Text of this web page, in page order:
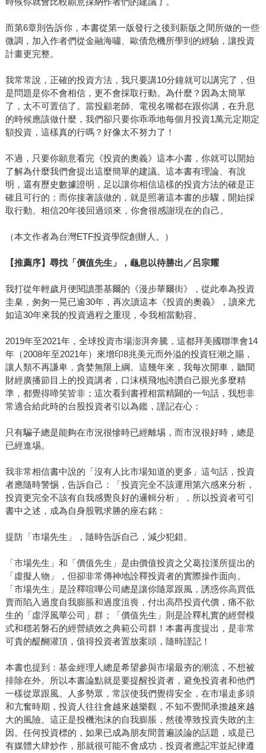
而第6章則告訴你，本書從第一版發行之後到新版之間所做的一些
微調，加入作者們從金融海嘯、歐債危機所學到的經驗，讓投資
計畫更完整。
我常常說，正確的投資方法，我只要講10分鐘就可以講完了，但
是問題是你不會相信，更不會採取行動。為什麼？因為太簡單
了，太不可置信了。當投顧老師、電視名嘴都在跟你講，在升息
的時候應該做什麼，我們卻只要你乖乖地每個月投資1萬元定期定
額投資，這樣真的行嗎？好像太不努力了！
不過，只要你願意看完《投資的奧義》這本小書，你就可以開始
了解為什麼我們會提出這麼簡單的建議。這本書有理論、有說
明，還有歷史數據證明，足以讓你相信這樣的投資方法的確是正
確且可行的；而你接著該做的，就是照著這本書的步驟，開始採
取行動。相信20年後回過頭來，你會很感謝現在的自己。
（本文作者為台灣ETF投資學院創辦人。）
【推薦序】尋找「價值先生」，龜息以待勝出／呂宗耀
我打從年輕歲月便閱讀墨基爾的《漫步華爾街》，從此奉為投資
圭臬，匆匆一晃已逾30年，再次讀這本《投資的奧義》，讀來尤
如這30年來我的投資過程之重現，令我相當動容。
2019年至2021年，全球投資市場澎湃奔騰，這都拜美國聯準會14
年（2008年至2021年）來增印8兆美元而外溢的投資狂潮之賜，
讓人類不再謙卑，貪婪無限上綱。這幾年來，我每次開車，聽聞
財經廣播節目上的投資講者，口沫橫飛地誇讚自己眼光多麼精
準，都覺得啼笑皆非；這次看到書裡相當精闢的一句話，我想非
常適合給此時的台股投資者引以為鑑，謹記在心：
只有騙子總是能夠在市況很慘時已經離埸，而市況很好時，總是
已經進埸。
我非常相信書中說的「沒有人比市場知道的更多」這句話，投資
者應隨時警惕，告訴自己：「投資完全不該運用第六感來分析，
投資更完全不該有自我感覺良好的邏輯分析」，所以投資者可引
書中之述，成為自身股戰求勝的座右銘：
提防「市場先生」，隨時告訴自己，減少犯錯。
「市場先生」和「價值先生」是由價值投資之父葛拉漢所提出的
「虛擬人物」，但卻非常傳神地詮釋投資者的實際操作面向。
「市場先生」是詮釋喧嘩公司總是讓你隨眾跟風，誘惑你高買低
賣而陷入過度自我膨脹和過度沮喪，付出高昂投資代價，痛不欲
生的「虛浮風華公司」群；「價值先生」則是詮釋札實的經營模
式和穩若磐石的經營績效之典範公司群！本書再度提出，是非常
可貴的醍醐灌頂，值得投資者置放案頭，隨時謹記！
本書也提到：基金經理人總是希望參與市場最夯的潮流，不想被
排除在外。所以本書論點就是要提醒投資者，避免投資者和他們
一樣從眾跟風。人多勢眾，常誤使我們覺得安全，在市場走多頭
和亢奮時期，投資人往往會越來越樂觀，不知不覺間承擔越來越
大的風險。這正是投機泡沫的自我膨脹，然後導致投資失敗的主
因。任何投資標的，如果已成為朋友間普遍談論的話題，或是已
有媒體大肆炒作，那就很可能不會成功，投資者應記牢並紀律遵